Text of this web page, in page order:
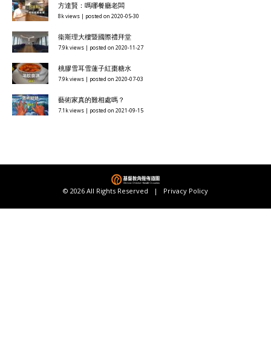
方達賢：嗎哪餐廳老闆
8k views | posted on 2020-05-30
衞斯理大樓暨國際禮拜堂
7.9k views | posted on 2020-11-27
桃膠雪耳雪蓮子紅棗糖水
7.9k views | posted on 2020-07-03
藝術家真的難相處嗎？
7.1k views | posted on 2021-09-15
© 2026 All Rights Reserved | Privacy Policy